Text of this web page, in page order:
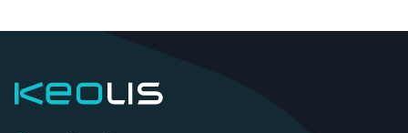
Keolis